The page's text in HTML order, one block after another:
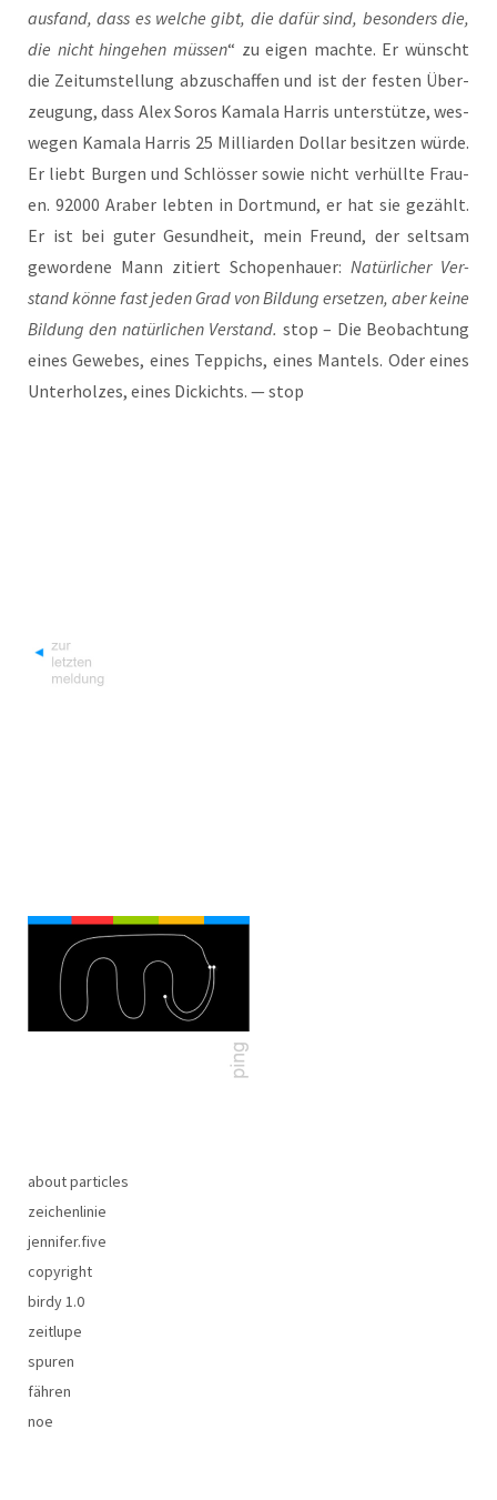
aus­fand, dass es wel­che gibt, die dafür sind, beson­ders die,
die nicht hin­ge­hen müs­sen“ zu eigen mach­te. Er wünscht
die Zeit­um­stel­lung abzu­schaf­fen und ist der fes­ten Über­
zeu­gung, dass Alex Sor­os Kama­la Har­ris unter­stüt­ze, wes­
we­gen Kama­la Har­ris 25 Mil­li­ar­den Dol­lar besit­zen wür­de.
Er liebt Bur­gen und Schlös­ser sowie nicht ver­hüll­te Frau­
en. 92000 Ara­ber leb­ten in Dort­mund, er hat sie gezählt.
Er ist bei guter Gesund­heit, mein Freund, der selt­sam
gewor­de­ne Mann zitiert Scho­pen­hau­er: Natür­li­cher Ver­
stand kön­ne fast jeden Grad von Bil­dung erset­zen, aber kei­ne
Bil­dung den natür­li­chen Ver­stand. stop – Die Beob­ach­tung
eines Gewe­bes, eines Tep­pichs, eines Man­tels. Oder eines
Unter­hol­zes, eines Dickichts. — stop
about particles
zeichenlinie
jennifer.five
copyright
birdy 1.0
zeitlupe
spuren
fähren
noe